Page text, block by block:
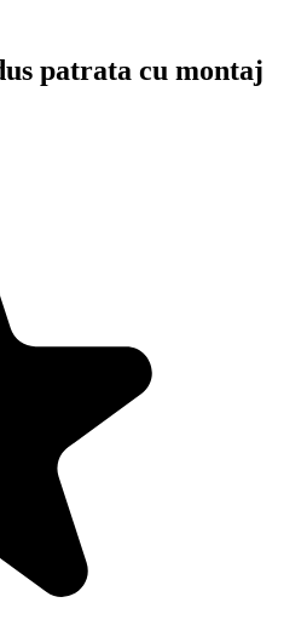
patrata cu montaj